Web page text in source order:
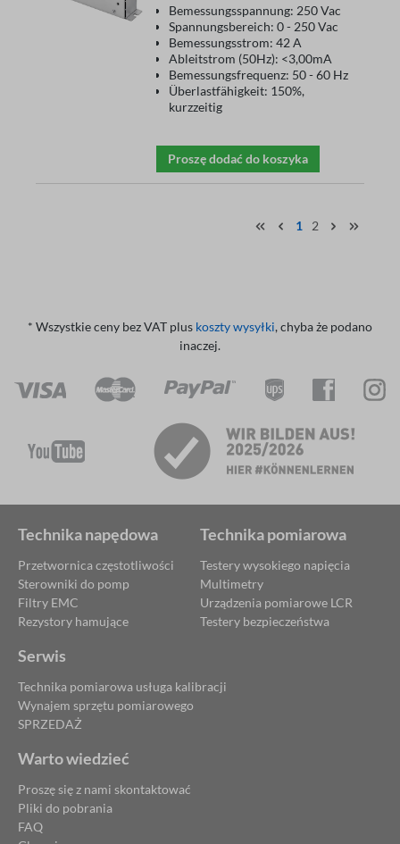
Bemessungsspannung: 250 Vac
Spannungsbereich: 0 - 250 Vac
Bemessungsstrom: 42 A
Ableitstrom (50Hz): <3,00mA
Bemessungsfrequenz: 50 - 60 Hz
Überlastfähigkeit: 150%,
kurzzeitig
Proszę dodać do koszyka
1 2
* Wszystkie ceny bez VAT plus koszty wysyłki, chyba że podano
inaczej.
Technika napędowa
Przetwornica częstotliwości
Sterowniki do pomp
Filtry EMC
Rezystory hamujące
Technika pomiarowa
Testery wysokiego napięcia
Multimetry
Urządzenia pomiarowe LCR
Testery bezpieczeństwa
Serwis
Technika pomiarowa usługa kalibracji
Wynajem sprzętu pomiarowego
SPRZEDAŻ
Warto wiedzieć
Proszę się z nami skontaktować
Pliki do pobrania
FAQ